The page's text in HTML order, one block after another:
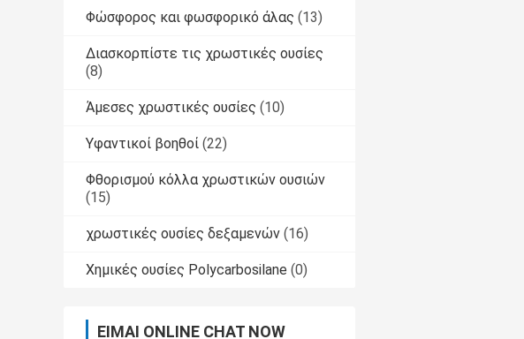
Φώσφορος και φωσφορικό άλας (13)
Διασκορπίστε τις χρωστικές ουσίες
(8)
Άμεσες χρωστικές ουσίες (10)
Υφαντικοί βοηθοί (22)
Φθορισμού κόλλα χρωστικών ουσιών
(15)
χρωστικές ουσίες δεξαμενών (16)
Χημικές ουσίες Polycarbosilane (0)
ΕΊΜΑΙ ONLINE CHAT NOW